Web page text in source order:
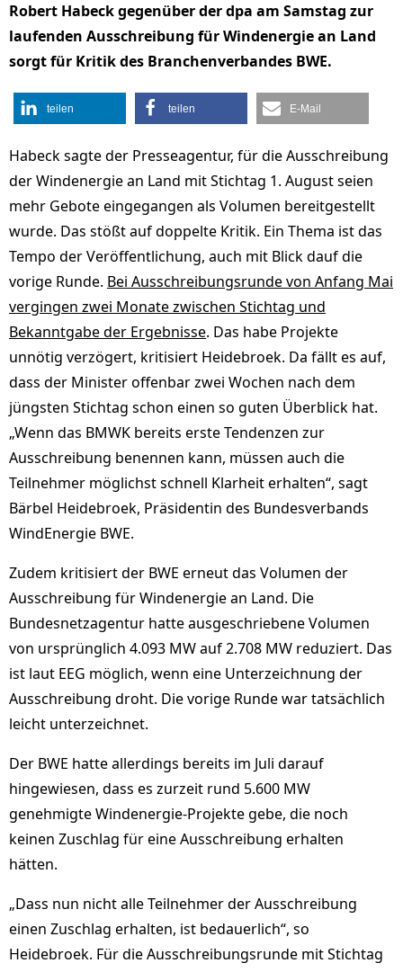
Robert Habeck gegenüber der dpa am Samstag zur
laufenden Ausschreibung für Windenergie an Land
sorgt für Kritik des Branchenverbandes BWE.
teilen teilen E-Mail
Habeck sagte der Presseagentur, für die Ausschreibung
der Windenergie an Land mit Stichtag 1. August seien
mehr Gebote eingegangen als Volumen bereitgestellt
wurde. Das stößt auf doppelte Kritik. Ein Thema ist das
Tempo der Veröffentlichung, auch mit Blick dauf die
vorige Runde. Bei Ausschreibungsrunde von Anfang Mai
vergingen zwei Monate zwischen Stichtag und
Bekanntgabe der Ergebnisse. Das habe Projekte
unnötig verzögert, kritisiert Heidebroek. Da fällt es auf,
dass der Minister offenbar zwei Wochen nach dem
jüngsten Stichtag schon einen so guten Überblick hat.
„Wenn das BMWK bereits erste Tendenzen zur
Ausschreibung benennen kann, müssen auch die
Teilnehmer möglichst schnell Klarheit erhalten“, sagt
Bärbel Heidebroek, Präsidentin des Bundesverbands
WindEnergie BWE.
Zudem kritisiert der BWE erneut das Volumen der
Ausschreibung für Windenergie an Land. Die
Bundesnetzagentur hatte ausgeschriebene Volumen
von ursprünglich 4.093 MW auf 2.708 MW reduziert. Das
ist laut EEG möglich, wenn eine Unterzeichnung der
Ausschreibung droht. Die vorige Runde war tatsächlich
leicht unterzeichnet.
Der BWE hatte allerdings bereits im Juli darauf
hingewiesen, dass es zurzeit rund 5.600 MW
genehmigte Windenergie-Projekte gebe, die noch
keinen Zuschlag für eine Ausschreibung erhalten
hätten.
„Dass nun nicht alle Teilnehmer der Ausschreibung
einen Zuschlag erhalten, ist bedauerlich“, so
Heidebroek. Für die Ausschreibungsrunde mit Stichtag